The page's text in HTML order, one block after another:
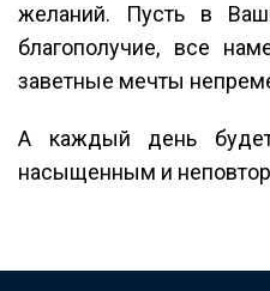
желаний. Пусть в
благополучие, все
заветные мечты
А каждый день
насыщенным и